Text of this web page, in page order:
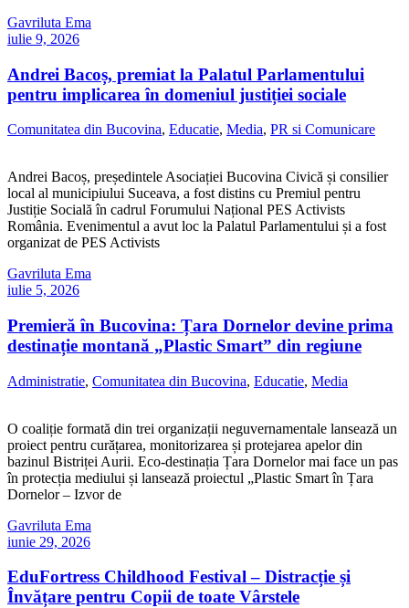
Gavriluta Ema
iulie 9, 2026
Andrei Bacoș, premiat la Palatul Parlamentului
pentru implicarea în domeniul justiției sociale
Comunitatea din Bucovina, Educatie, Media, PR si Comunicare
Andrei Bacoș, președintele Asociației Bucovina Civică și consilier
local al municipiului Suceava, a fost distins cu Premiul pentru
Justiție Socială în cadrul Forumului Național PES Activists
România. Evenimentul a avut loc la Palatul Parlamentului și a fost
organizat de PES Activists
Gavriluta Ema
iulie 5, 2026
Premieră în Bucovina: Țara Dornelor devine prima
destinație montană „Plastic Smart” din regiune
Administratie, Comunitatea din Bucovina, Educatie, Media
O coaliție formată din trei organizații neguvernamentale lansează un
proiect pentru curățarea, monitorizarea și protejarea apelor din
bazinul Bistriței Aurii. Eco-destinația Țara Dornelor mai face un pas
în protecția mediului și lansează proiectul „Plastic Smart în Țara
Dornelor – Izvor de
Gavriluta Ema
iunie 29, 2026
EduFortress Childhood Festival – Distracție și
Învățare pentru Copii de toate Vârstele